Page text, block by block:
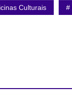
Culturais